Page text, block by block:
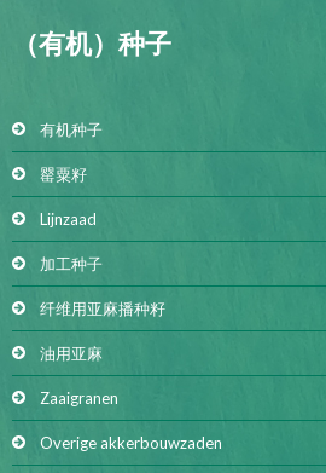
（有机）种子
有机种子
罂粟籽
Lijnzaad
加工种子
纤维用亚麻播种籽
油用亚麻
Zaaigranen
Overige akkerbouwzaden